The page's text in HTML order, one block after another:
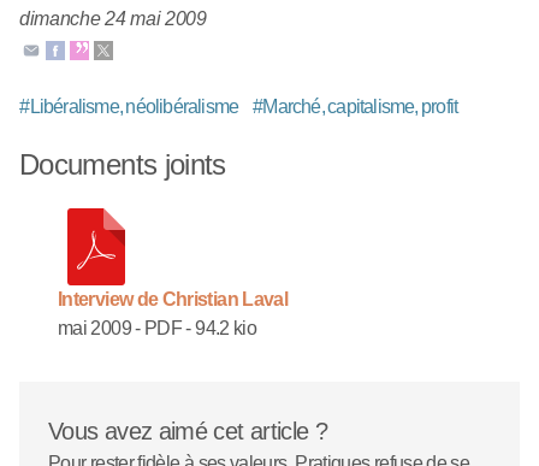
dimanche 24 mai 2009
#Libéralisme, néolibéralisme #Marché, capitalisme, profit
Documents joints
Interview de Christian Laval
mai 2009- PDF-94.2 kio
Vous avez aimé cet article ?